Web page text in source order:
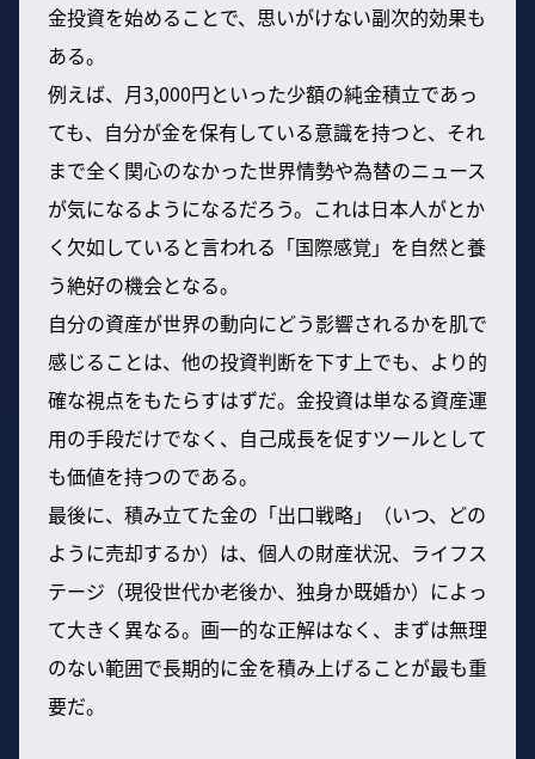
金投資を始めることで、思いがけない副次的効果も
ある。
例えば、月3,000円といった少額の純金積立であっ
ても、自分が金を保有している意識を持つと、それ
まで全く関心のなかった世界情勢や為替のニュース
が気になるようになるだろう。これは日本人がとか
く欠如していると言われる「国際感覚」を自然と養
う絶好の機会となる。
自分の資産が世界の動向にどう影響されるかを肌で
感じることは、他の投資判断を下す上でも、より的
確な視点をもたらすはずだ。金投資は単なる資産運
用の手段だけでなく、自己成長を促すツールとして
も価値を持つのである。
最後に、積み立てた金の「出口戦略」（いつ、どの
ように売却するか）は、個人の財産状況、ライフス
テージ（現役世代か老後か、独身か既婚か）によっ
て大きく異なる。画一的な正解はなく、まずは無理
のない範囲で長期的に金を積み上げることが最も重
要だ。